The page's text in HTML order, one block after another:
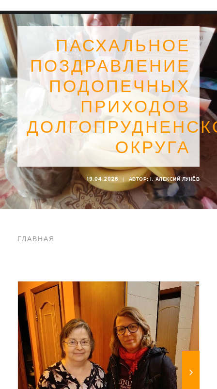
SEARCH
ПАСХАЛЬНОЕ
ПОЗДРАВЛЕНИЕ
ПОДОПЕЧНЫХ
ПРИХОДОВ
ОКРУГА
19.04.2026 | АВТОР:I. АЛЕКСИЙ ЛУНЁВ
ГЛАВНАЯ